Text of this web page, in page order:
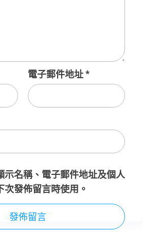
電子郵件地址*
示名稱、電子郵件地址及個人
發佈留言時使用。